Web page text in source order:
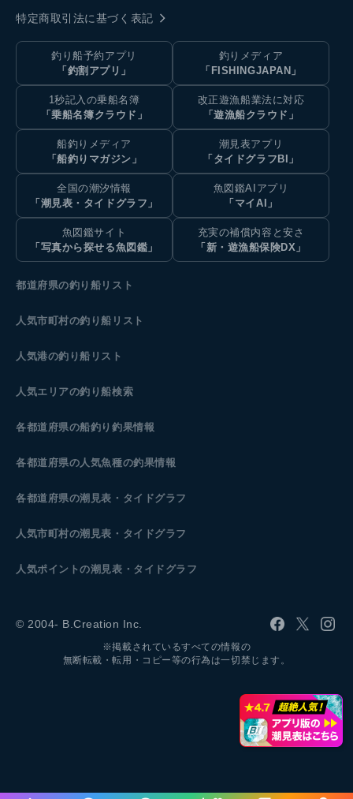
特定商取引法に基づく表記
釣り船予約アプリ
「釣割アプリ」
釣りメディア
「FISHINGJAPAN」
1秒記入の乗船名簿
「乗船名簿クラウド」
改正遊漁船業法に対応
「遊漁船クラウド」
船釣りメディア
「船釣りマガジン」
潮見表アプリ
「タイドグラフBI」
全国の潮汐情報
「潮見表・タイドグラフ」
魚図鑑AIアプリ
「マイAI」
魚図鑑サイト
「写真から探せる魚図鑑」
充実の補償内容と安さ
「新・遊漁船保険DX」
都道府県の釣り船リスト
人気市町村の釣り船リスト
人気港の釣り船リスト
人気エリアの釣り船検索
各都道府県の船釣り釣果情報
各都道府県の人気魚種の釣果情報
各都道府県の潮見表 ・タイドグラフ
人気市町村の潮見表・タイドグラフ
人気ポイントの潮見表・タイドグラフ
© 2004- B.Creation Inc.
※掲載されているすべての情報の
無断転載・転用・コピー等の行為は一切禁じます。